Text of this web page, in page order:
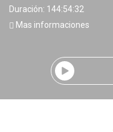
Duración: 144:54:32
Mas informaciones